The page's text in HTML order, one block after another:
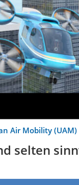
Air Mobility (UAM)
selten